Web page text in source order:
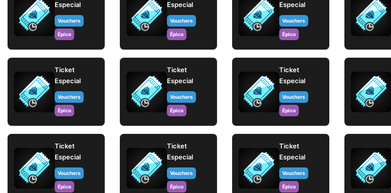
Especial
Vouchers
Épico
Especial
Vouchers
Épico
Especial
Vouchers
Épico
Ticket
Especial
Vouchers
Épico
Ticket
Especial
Vouchers
Épico
Ticket
Especial
Vouchers
Épico
Ticket
Especial
Vouchers
Épico
Ticket
Especial
Vouchers
Épico
Ticket
Especial
Vouchers
Épico